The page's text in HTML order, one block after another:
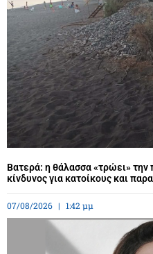
Βατερά: η θάλασσα «τρώει» την
κίνδυνος για κατοίκους και
07/08/2026 1:42 μμ